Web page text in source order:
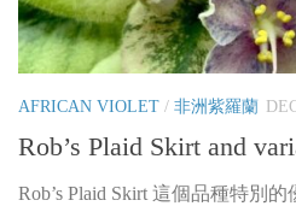
AFRICAN VIOLET / 非洲紫羅蘭
Rob’s Plaid Skirt and
Rob’s Plaid Skirt 這個品種特別